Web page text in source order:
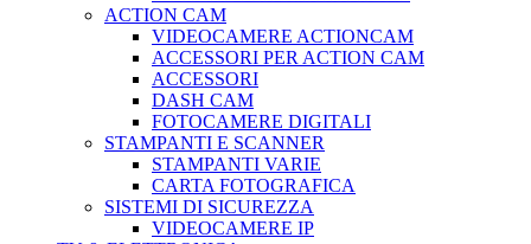
ACTION CAM
VIDEOCAMERE ACTIONCAM
ACCESSORI PER ACTION CAM
ACCESSORI
DASH CAM
FOTOCAMERE DIGITALI
STAMPANTI E SCANNER
STAMPANTI VARIE
CARTA FOTOGRAFICA
SISTEMI DI SICUREZZA
VIDEOCAMERE IP